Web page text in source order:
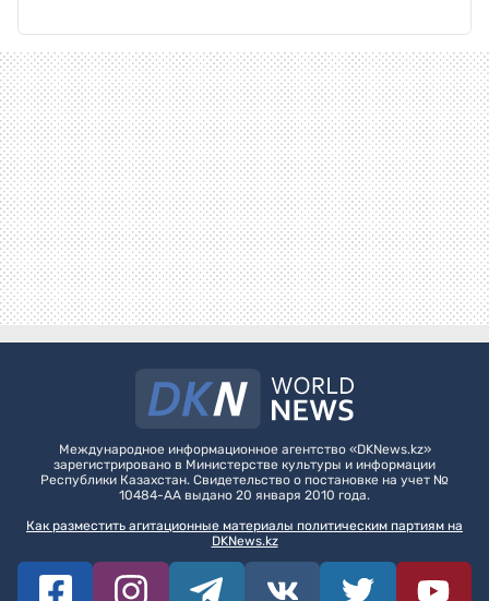
Международное информационное агентство «DKNews.kz»
зарегистрировано в Министерстве культуры и информации
Республики Казахстан. Свидетельство о постановке на учет №
10484-АА выдано 20 января 2010 года.
Как разместить агитационные материалы политическим партиям на
DKNews.kz